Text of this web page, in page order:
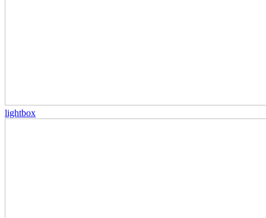
lightbox